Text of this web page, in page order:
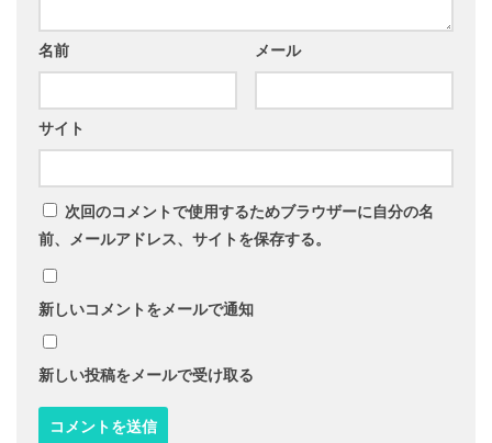
名前 メール
サイト
次回のコメントで使用するためブラウザーに自分の名
前、メールアドレス、サイトを保存する。
新しいコメントをメールで通知
新しい投稿をメールで受け取る